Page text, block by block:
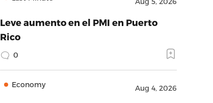
Leve aumento en el PMI en Puerto
Rico
0
Economy Aug 4, 2026